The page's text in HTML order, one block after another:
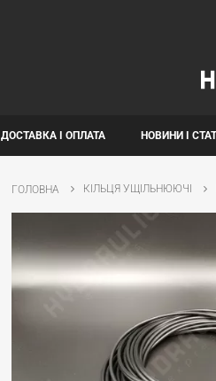
ДОСТАВКА І ОПЛАТА НОВИНИ І
ГОЛОВНА КІЛЬЦЯ УЩІЛЬНЮЮЧІ